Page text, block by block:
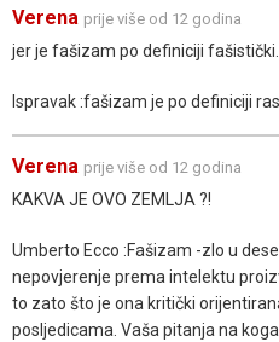
Verena prije više od 12 godina
jer je fašizam po definiciji fašistički.
Ispravak :fašizam je po definiciji
Verena prije više od 12 godina
KAKVA JE OVO ZEMLJA ?!
Umberto Ecco :Fašizam -zlo u
nepovjerenje prema intelektu
to zato što je ona kritički
posljedicama. Vaša pitanja na